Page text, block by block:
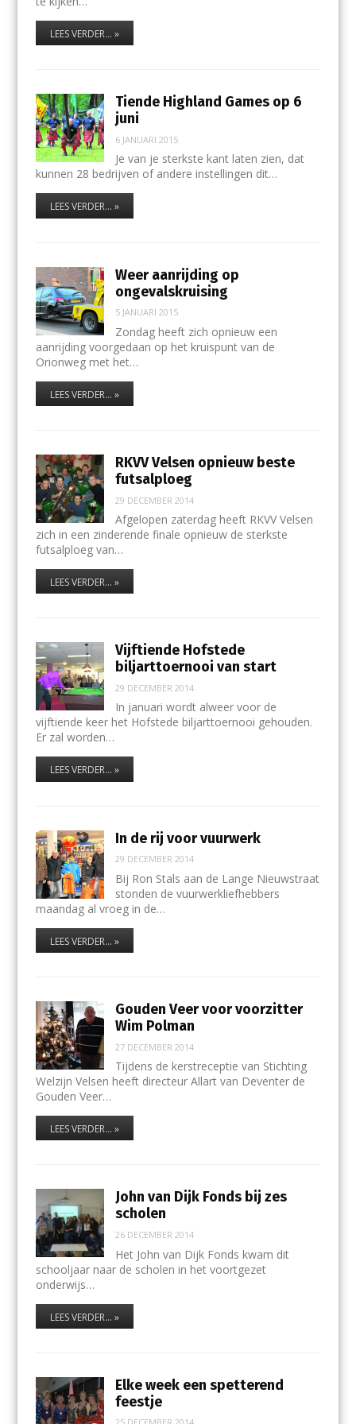
LEES VERDER... »
Tiende Highland Games op 6
juni
6 JANUARI 2015
Je van je sterkste kant laten zien, dat
kunnen 28 bedrijven of andere instellingen dit…
LEES VERDER... »
Weer aanrijding op
ongevalskruising
5 JANUARI 2015
Zondag heeft zich opnieuw een
aanrijding voorgedaan op het kruispunt van de
Orionweg met het…
LEES VERDER... »
RKVV Velsen opnieuw beste
futsalploeg
29 DECEMBER 2014
Afgelopen zaterdag heeft RKVV Velsen
zich in een zinderende finale opnieuw de sterkste
futsalploeg van…
LEES VERDER... »
Vijftiende Hofstede
biljarttoernooi van start
29 DECEMBER 2014
In januari wordt alweer voor de
vijftiende keer het Hofstede biljarttoernooi gehouden.
Er zal worden…
LEES VERDER... »
In de rij voor vuurwerk
29 DECEMBER 2014
Bij Ron Stals aan de Lange Nieuwstraat
stonden de vuurwerkliefhebbers
maandag al vroeg in de…
LEES VERDER... »
Gouden Veer voor voorzitter
Wim Polman
27 DECEMBER 2014
Tijdens de kerstreceptie van Stichting
Welzijn Velsen heeft directeur Allart van Deventer de
Gouden Veer…
LEES VERDER... »
John van Dijk Fonds bij zes
scholen
26 DECEMBER 2014
Het John van Dijk Fonds kwam dit
schooljaar naar de scholen in het voortgezet
onderwijs…
LEES VERDER... »
Elke week een spetterend
feestje